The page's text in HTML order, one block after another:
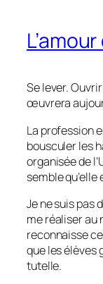
Se lever.
œuvrera
La profession
bousculer les
organisée de
semble
Je ne suis pas
me réaliser au
reconnaisse
que les élèves
tutelle.